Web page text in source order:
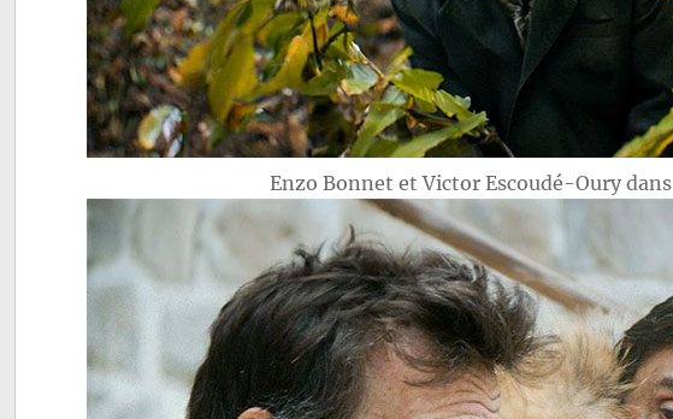
Enzo Bonnet et Victor Escoudé-Oury dans